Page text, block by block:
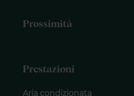
Prossimità
Prestazioni
Aria condizionata